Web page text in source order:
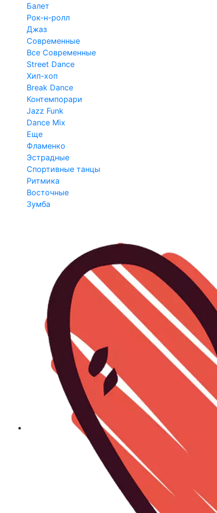
Балет
Рок-н-ролл
Джаз
Современные
Все Современные
Street Dance
Хип-хоп
Break Dance
Контемпорари
Jazz Funk
Dance Mix
Еще
Фламенко
Эстрадные
Спортивные танцы
Ритмика
Восточные
Зумба